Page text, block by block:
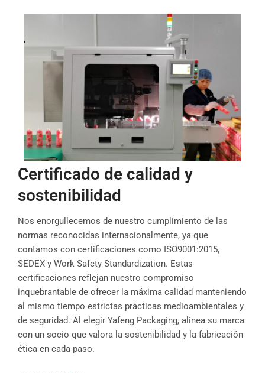
Certificado de calidad y
sostenibilidad
Nos enorgullecemos de nuestro cumplimiento de las
normas reconocidas internacionalmente, ya que
contamos con certificaciones como ISO9001:2015,
SEDEX y Work Safety Standardization. Estas
certificaciones reflejan nuestro compromiso
inquebrantable de ofrecer la máxima calidad manteniendo
al mismo tiempo estrictas prácticas medioambientales y
de seguridad. Al elegir Yafeng Packaging, alinea su marca
con un socio que valora la sostenibilidad y la fabricación
ética en cada paso.